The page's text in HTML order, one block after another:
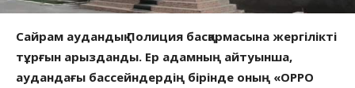
Сайрам аудандық Полиция басқармасына жергілікті
тұрғын арызданды. Ер адамның айтуынша,
аудандағы бассейндердің бірінде оның «OPPO